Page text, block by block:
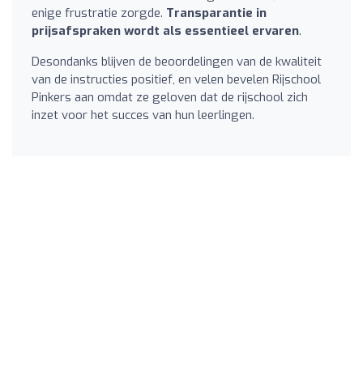
enige frustratie zorgde. Transparantie in
prijsafspraken wordt als essentieel ervaren.
Desondanks blijven de beoordelingen van de kwaliteit
van de instructies positief, en velen bevelen Rijschool
Pinkers aan omdat ze geloven dat de rijschool zich
inzet voor het succes van hun leerlingen.